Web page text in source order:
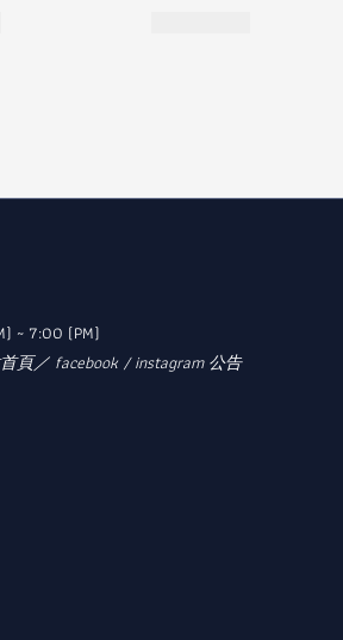
~ 7:00 (PM)
頁／ facebook / instagram 公告